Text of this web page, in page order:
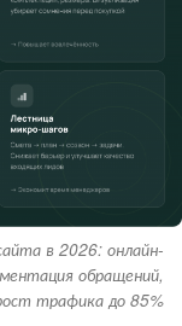
в 2026: онлайн-
обращений,
трафика до 85%